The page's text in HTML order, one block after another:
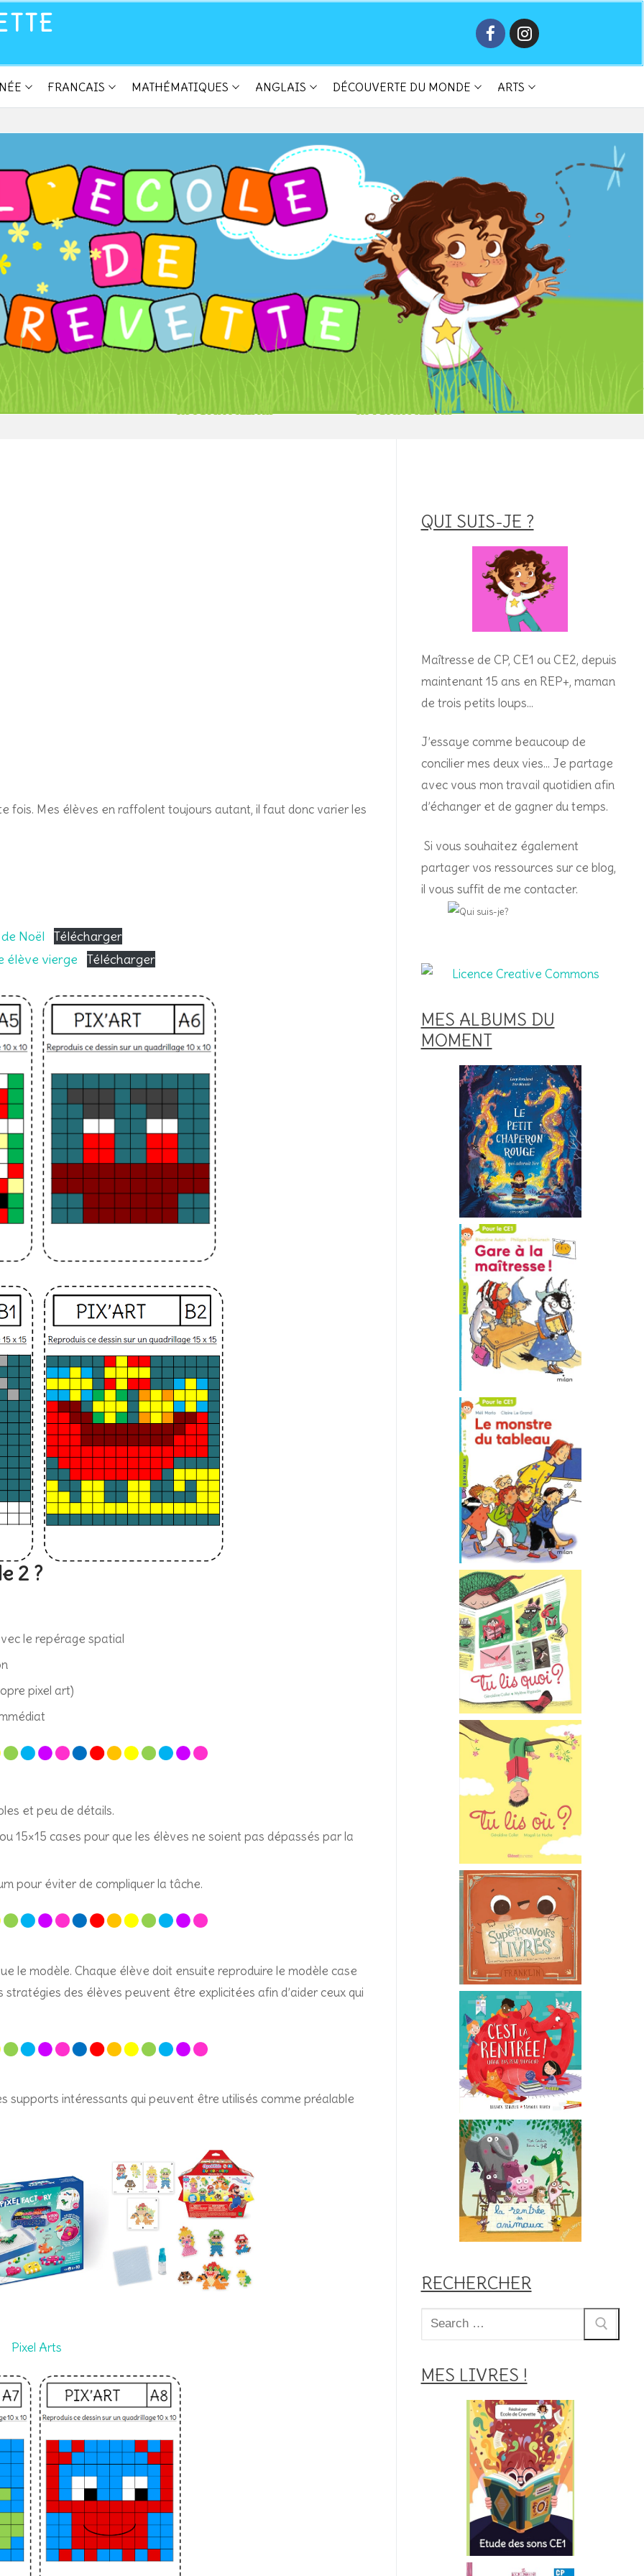
FRANCAIS MATHÉMATIQUES ANGLAIS DÉCOUVERTE DU MONDE ARTS
fois. Mes élèves en raffolent toujours autant, il faut donc varier les
Noël
Télécharger
élève vierge
Télécharger
2 ?
le repérage spatial
pixel art)
et peu de détails.
15×15 cases pour que les élèves ne soient pas dépassés par la
pour éviter de compliquer la tâche.
le modèle. Chaque élève doit ensuite reproduire le modèle case
des élèves peuvent être explicitées afin d’aider ceux qui
supports intéressants qui peuvent être utilisés comme préalable
Pixel Arts
QUI SUIS-JE ?
Maîtresse de CP, CE1 ou CE2, depuis
maintenant 15 ans en REP+, maman
de trois petits loups…
J’essaye comme beaucoup de
concilier mes deux vies… Je partage
avec vous mon travail quotidien afin
d’échanger et de gagner du temps.
Si vous souhaitez également
partager vos ressources sur ce blog,
il vous suffit de me contacter.
MES ALBUMS DU
MOMENT
RECHERCHER
Rechercher
:
MES LIVRES !